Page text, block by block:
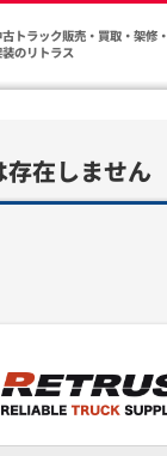
古トラック販売・買取・架修・
装のリトラス
存在しません